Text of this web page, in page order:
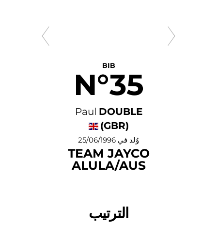
BIB
N°35
Paul DOUBLE
(GBR)
وُلد في 25/06/1996
TEAM JAYCO
ALULA/AUS
الترتيب